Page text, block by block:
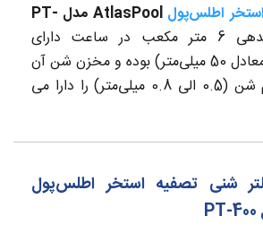
اطلس‌پول
AtlasPool مدل PT-
با میزان آبدهی 6 متر مکعب در ساعت دارای
کانکشن 1.5 اینچ (معادل 50 میلی‌متر) بوده و مخزن شن آن
ظرفیت 50 کیلوگرم شن (0.5 الی 0.8 میلی‌متر) را دارا می
شنی تصفیه استخر اطلس‌پول